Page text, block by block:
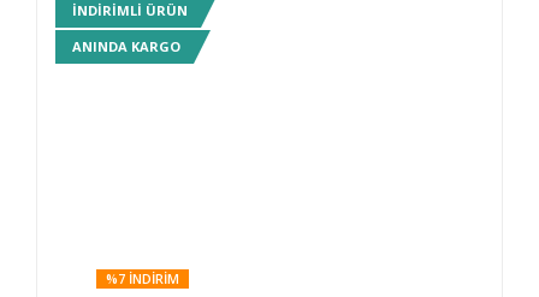
INDIRIMLI ÜRÜN
ANINDA KARGO
%7 INDIRIM